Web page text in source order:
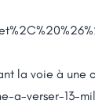
la voie à une
verser-13-